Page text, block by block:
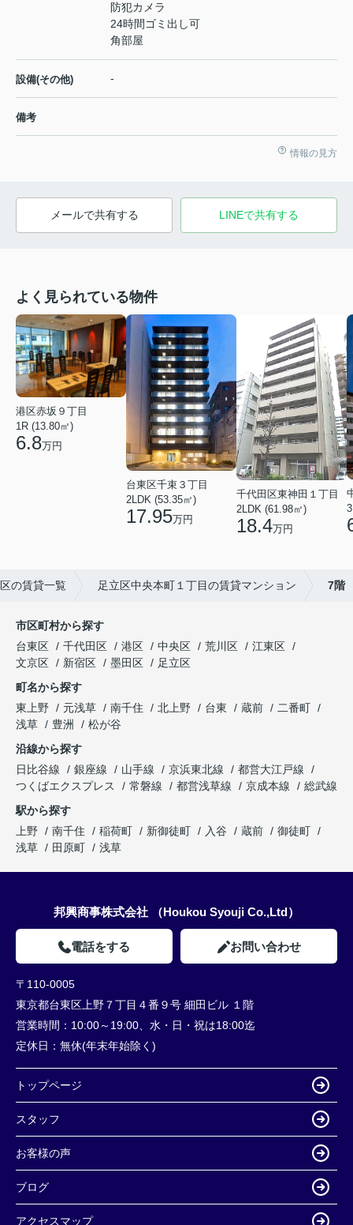
防犯カメラ
24時間ゴミ出し可
角部屋
設備(その他) -
備考
情報の見方
メールで共有する LINEで共有する
よく見られている物件
港区赤坂９丁目
1R (13.80㎡)
6.8万円
台東区千束３丁目
2LDK (53.35㎡)
17.95万円
千代田区東神田１丁目
2LDK (61.98㎡)
18.4万円
の賃貸一覧 足立区中央本町１丁目の賃貸マンション 7階
市区町村から探す
台東区
千代田区 港区 中央区 荒川区
江東区
文京区
新宿区 墨田区
足立区
町名から探す
東上野
元浅草 南千住 北上野 台東 蔵前
二番町
浅草
豊洲
松が谷
沿線から探す
日比谷線
銀座線 山手線 京浜東北線
都営大江戸線
つくばエクスプレス
常磐線 都営浅草線 京成本線
総武線
駅から探す
上野
南千住 稲荷町 新御徒町 入谷 蔵前
御徒町
浅草
田原町 浅草
邦興商事株式会社 （Houkou Syouji Co.,Ltd）
電話をする お問い合わせ
〒110-0005
東京都台東区上野７丁目４番９号 細田ビル １階
営業時間： 10:00～19:00、水・日・祝は18:00迄
定休日： 無休(年末年始除く)
トップページ
スタッフ
お客様の声
ブログ
アクセスマップ